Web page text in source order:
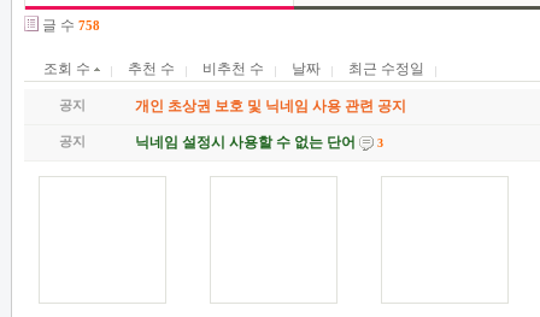
글 수 758
조회 수 추천 수 비추천 수 날짜 최근 수정일
공지 개인 초상권 보호 및 닉네임 사용 관련 공지
공지 닉네임 설정시 사용할 수 없는 단어 3